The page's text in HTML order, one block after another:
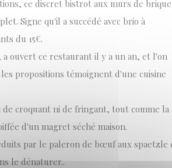
ce discret bistrot aux murs de brique
Signe qu'il a succédé avec brio à
du 15€.
a ouvert ce restaurant il y a un an, et l'on
propositions témoignent d'une cuisine
croquant ni de fringant, tout comme la
d'un magret séché maison.
par le paleron de bœuf aux spaetzle
le dénaturer..